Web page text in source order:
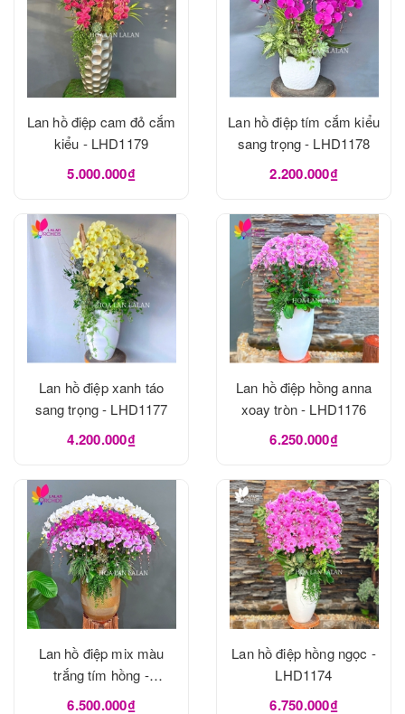
Lan hồ điệp cam đỏ cắm
kiểu - LHD1179
5.000.000₫
Lan hồ điệp tím cắm kiểu
sang trọng - LHD1178
2.200.000₫
Lan hồ điệp xanh táo
sang trọng - LHD1177
4.200.000₫
Lan hồ điệp hồng anna
xoay tròn - LHD1176
6.250.000₫
Lan hồ điệp mix màu
trắng tím hồng -
LHD1175
6.500.000₫
Lan hồ điệp hồng ngọc -
LHD1174
6.750.000₫